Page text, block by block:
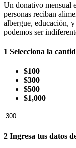
Un donativo mensual
personas reciban
albergue, educación,
podemos ser
1 Selecciona la
$100
$300
$500
$1,000
2 Ingresa tus datos